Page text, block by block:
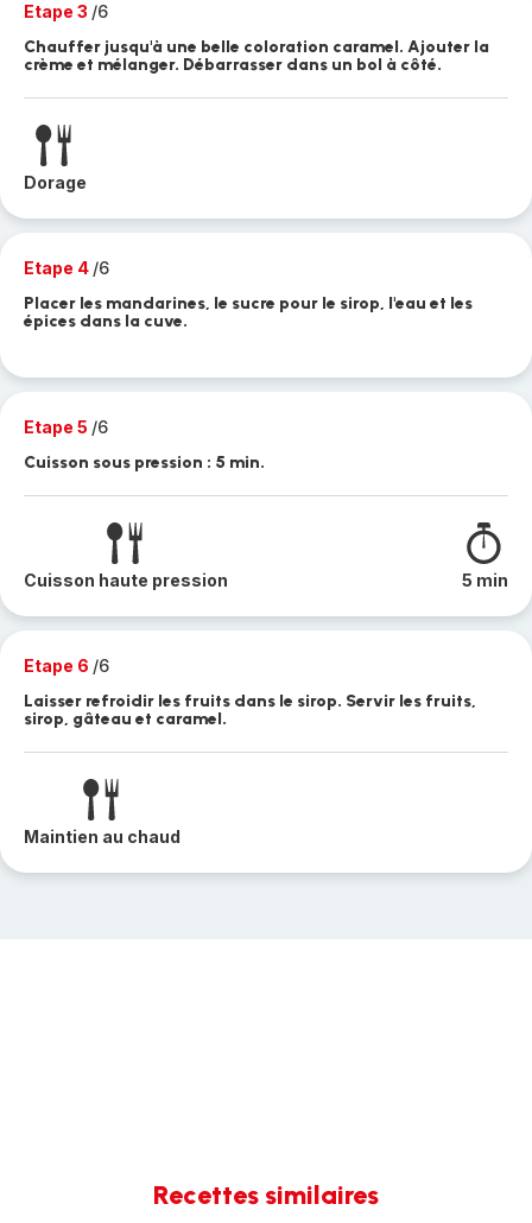
Etape 3 /6
Chauffer jusqu'à une belle coloration caramel. Ajouter la
crème et mélanger. Débarrasser dans un bol à côté.
Dorage
Etape 4 /6
Placer les mandarines, le sucre pour le sirop, l'eau et les
épices dans la cuve.
Etape 5 /6
Cuisson sous pression : 5 min.
Cuisson haute pression 5 min
Etape 6 /6
Laisser refroidir les fruits dans le sirop. Servir les fruits,
sirop, gâteau et caramel.
Maintien au chaud
Recettes similaires